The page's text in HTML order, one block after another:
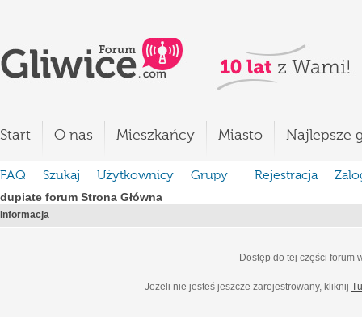
Start O nas Mieszkańcy Miasto Najlepsze
FAQ Szukaj Użytkownicy Grupy Rejestracja
dupiate forum Strona Główna
Informacja
Dostęp do tej części forum
Jeżeli nie jesteś jeszcze zarejestrowany, kliknij